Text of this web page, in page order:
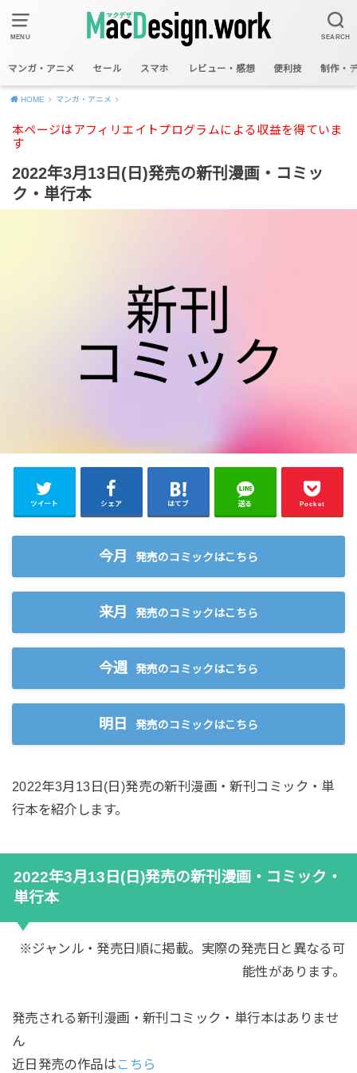
MENU SEARCH
マンガ・アニメ セール スマホ レビュー・感想 便利技 制作・
HOME マンガ・アニメ
本ページはアフィリエイトプログラムによる収益を得ていま
す
2022年3月13日(日)発売の新刊漫画・コミッ
ク・単行本
ツイート シェア はてブ 送る Pocket
今月 発売のコミックはこちら
来月 発売のコミックはこちら
今週 発売のコミックはこちら
明日 発売のコミックはこちら
2022年3月13日(日)発売の新刊漫画・新刊コミック・単
行本を紹介します。
2022年3月13日(日)発売の新刊漫画・コミック・
単行本
※ジャンル・発売日順に掲載。実際の発売日と異なる可
能性があります。
発売される新刊漫画・新刊コミック・単行本はありませ
ん
近日発売の作品はこちら